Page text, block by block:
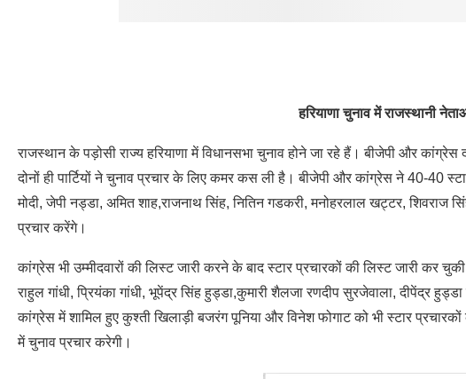
हरियाणा चुनाव में राजस्थानी
राजस्थान के पड़ोसी राज्य हरियाणा में विधानसभा चुनाव होने जा रहे हैं। बीजेपी और कांग्रेस
दोनों ही पार्टियों ने चुनाव प्रचार के लिए कमर कस ली है। बीजेपी और कांग्रेस ने 40-40
मोदी, जेपी नड्डा, अमित शाह,राजनाथ सिंह, नितिन गडकरी, मनोहरलाल खट्टर, शिवराज
प्रचार करेंगे।
कांग्रेस भी उम्मीदवारों की लिस्ट जारी करने के बाद स्टार प्रचारकों की लिस्ट जारी कर
राहुल गांधी, प्रियंका गांधी, भूपेंद्र सिंह हुड्डा,कुमारी शैलजा रणदीप सुरजेवाला, दीपेंद्र
कांग्रेस में शामिल हुए कुश्ती खिलाड़ी बजरंग पूनिया और विनेश फोगाट को भी स्टार
में चुनाव प्रचार करेगी।